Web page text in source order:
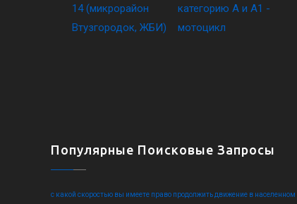
Популярные Поисковые Запросы
с какой скоростью вы имеете право продолжить движение в населенном